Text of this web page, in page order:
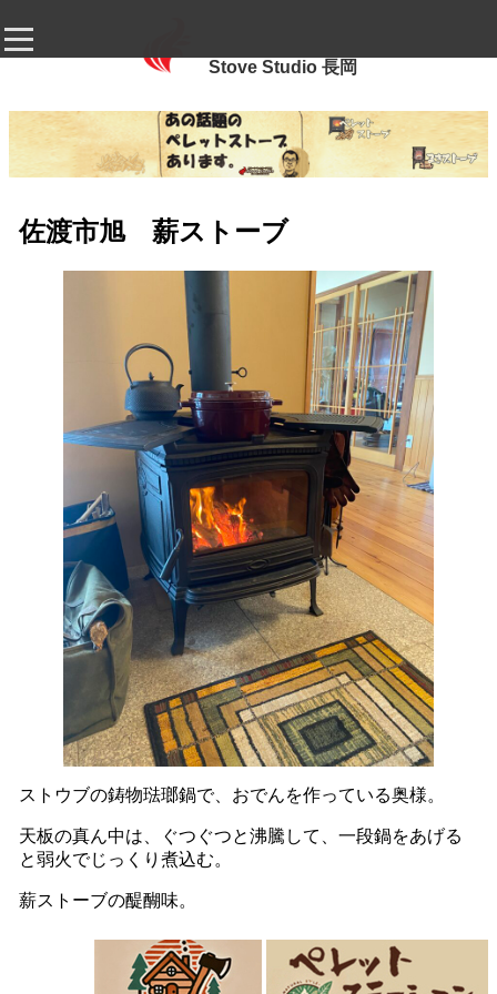
Stove Studio 長岡
佐渡市旭 薪ストーブ
ストウブの鋳物琺瑯鍋で、おでんを作っている奥様。
天板の真ん中は、ぐつぐつと沸騰して、一段鍋をあげる
と弱火でじっくり煮込む。
薪ストーブの醍醐味。